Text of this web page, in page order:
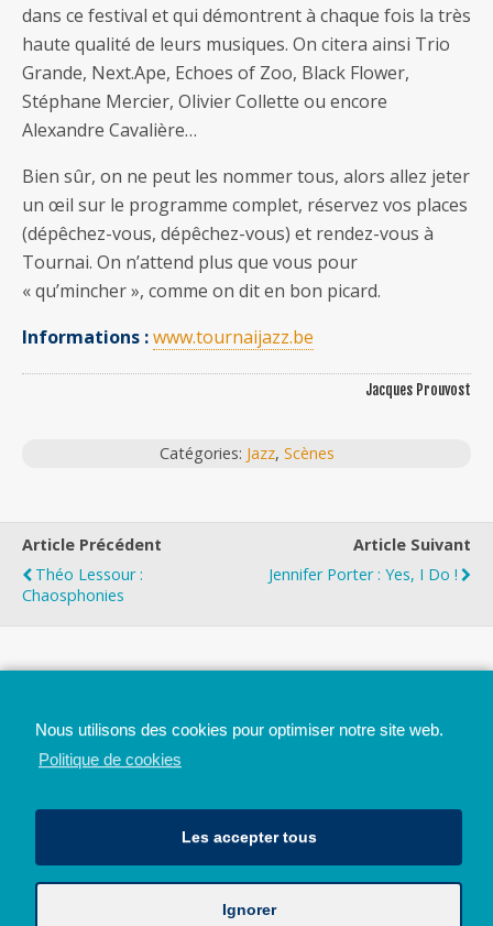
dans ce festival et qui démontrent à chaque fois la très
haute qualité de leurs musiques. On citera ainsi Trio
Grande, Next.Ape, Echoes of Zoo, Black Flower,
Stéphane Mercier, Olivier Collette ou encore
Alexandre Cavalière…
Bien sûr, on ne peut les nommer tous, alors allez jeter
un œil sur le programme complet, réservez vos places
(dépêchez-vous, dépêchez-vous) et rendez-vous à
Tournai. On n’attend plus que vous pour
« qu’mincher », comme on dit en bon picard.
Informations :www.tournaijazz.be
Jacques Prouvost
Catégories: Jazz, Scènes
Article Précédent
Théo Lessour :
Chaosphonies
Article Suivant
Jennifer Porter : Yes, I Do !
Nous utilisons des cookies pour optimiser notre site web.
Politique de cookies
Les accepter tous
Ignorer